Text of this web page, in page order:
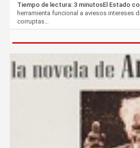
Tiempo de lectura: 3 minutosEl Estado
herramienta funcional a aviesos intereses
corruptas…